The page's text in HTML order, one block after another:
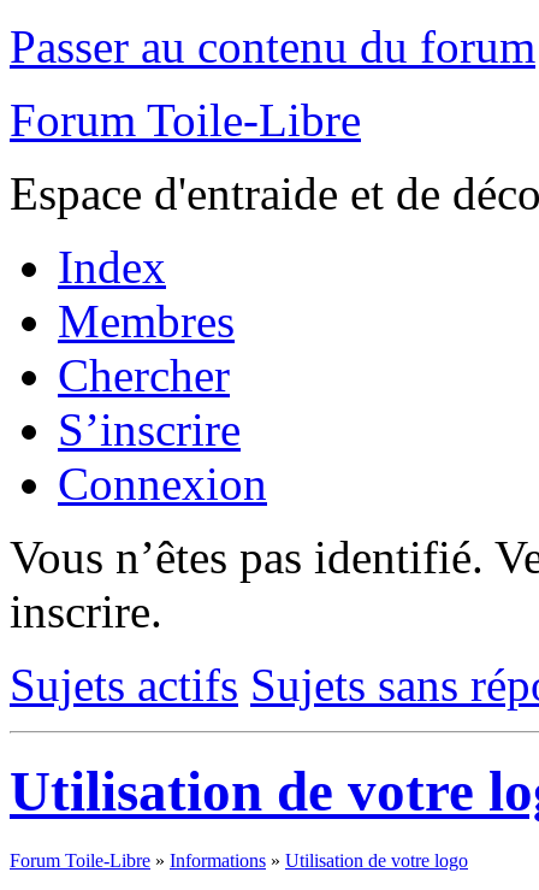
Passer au contenu du forum
Forum Toile-Libre
Espace d'entraide et de
Index
Membres
Chercher
S’inscrire
Connexion
Vous n’êtes pas identifié.
inscrire.
Sujets actifs Sujets sans
Utilisation de votre
Forum Toile-Libre » Informations » Utilisation de votre logo